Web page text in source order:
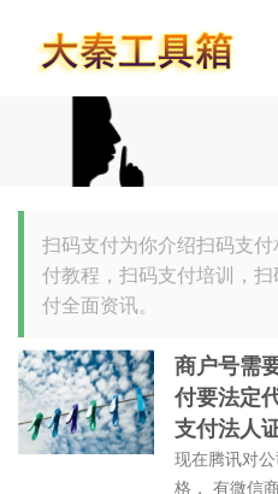
扫码支付为你介绍扫码支
付教程，扫码支付培训，
付全面资讯。
商户号需
付要法定
支付法人
现在腾讯对
格， 有微信